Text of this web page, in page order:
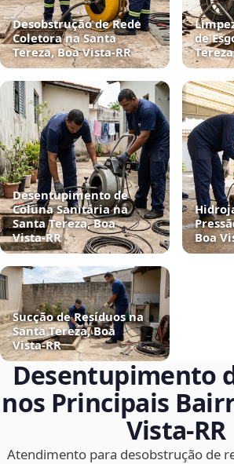
Desobstrução de Rede
Coletora na Santa
Tereza, Boa Vista‑RR
de
Desentupimento de
Coluna Sanitária na
Santa Tereza, Boa
Vista‑RR
Boa
Sucção de Resíduos na
Santa Tereza, Boa
Vista‑RR
Desentupimento
nos Principais
Vista‑RR
Atendimento para desobstrução de